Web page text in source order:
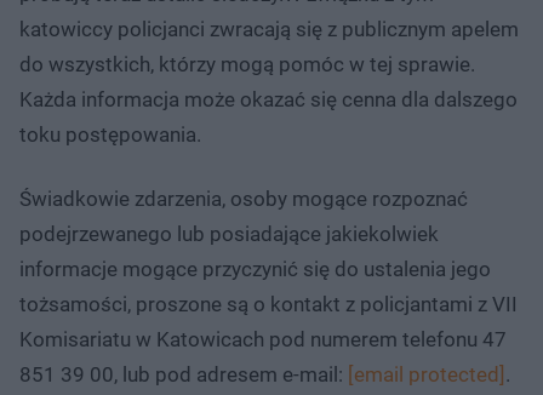
katowiccy policjanci zwracają się z publicznym apelem
do wszystkich, którzy mogą pomóc w tej sprawie.
Każda informacja może okazać się cenna dla dalszego
toku postępowania.
Świadkowie zdarzenia, osoby mogące rozpoznać
podejrzewanego lub posiadające jakiekolwiek
informacje mogące przyczynić się do ustalenia jego
tożsamości, proszone są o kontakt z policjantami z VII
Komisariatu w Katowicach pod numerem telefonu 47
851 39 00, lub pod adresem e-mail: [email protected] .